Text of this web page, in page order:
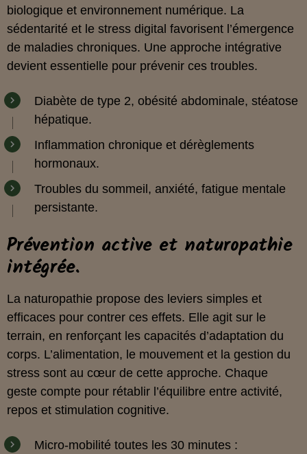
biologique et environnement numérique. La
sédentarité et le stress digital favorisent l’émergence
de maladies chroniques. Une approche intégrative
devient essentielle pour prévenir ces troubles.
Diabète de type 2, obésité abdominale, stéatose
hépatique.
Inflammation chronique et dérèglements
hormonaux.
Troubles du sommeil, anxiété, fatigue mentale
persistante.
Prévention active et naturopathie
intégrée.
La naturopathie propose des leviers simples et
efficaces pour contrer ces effets. Elle agit sur le
terrain, en renforçant les capacités d’adaptation du
corps. L’alimentation, le mouvement et la gestion du
stress sont au cœur de cette approche. Chaque
geste compte pour rétablir l’équilibre entre activité,
repos et stimulation cognitive.
Micro-mobilité toutes les 30 minutes :